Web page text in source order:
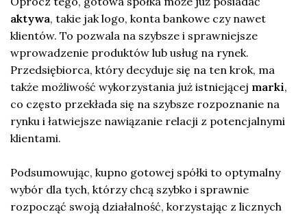
aktywa, takie jak logo, konta bankowe czy nawet
klientów. To pozwala na szybsze i sprawniejsze
wprowadzenie produktów lub usług na rynek.
Przedsiębiorca, który decyduje się na ten krok, ma
także możliwość wykorzystania już istniejącej marki,
co często przekłada się na szybsze rozpoznanie na
rynku i łatwiejsze nawiązanie relacji z potencjalnymi
klientami.
Podsumowując, kupno gotowej spółki to optymalny
wybór dla tych, którzy chcą szybko i sprawnie
rozpocząć swoją działalność, korzystając z licznych